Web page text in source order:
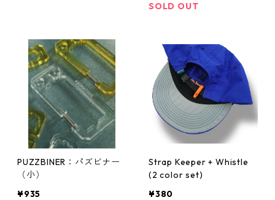
SOLD OUT
PUZZBINER：パズビナー
（小）
¥935
Strap Keeper + Whistle
(2 color set)
¥380